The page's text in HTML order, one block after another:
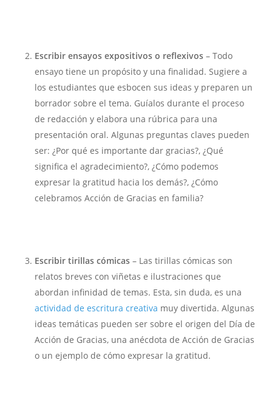
Escribir ensayos expositivos o reflexivos– Todo
ensayo tiene un propósito y una finalidad. Sugiere a
los estudiantes que esbocen sus ideas y preparen un
borrador sobre el tema. Guíalos durante el proceso
de redacción y elabora una rúbrica para una
presentación oral. Algunas preguntas claves pueden
ser: ¿Por qué es importante dar gracias?, ¿Qué
significa el agradecimiento?, ¿Cómo podemos
expresar la gratitud hacia los demás?, ¿Cómo
celebramos Acción de Gracias en familia?
Escribir tirillas cómicas– Las tirillas cómicas son
relatos breves con viñetas e ilustraciones que
abordan infinidad de temas. Esta, sin duda, es una
actividad de escritura creativa muy divertida. Algunas
ideas temáticas pueden ser sobre el origen del Día de
Acción de Gracias, una anécdota de Acción de Gracias
o un ejemplo de cómo expresar la gratitud.